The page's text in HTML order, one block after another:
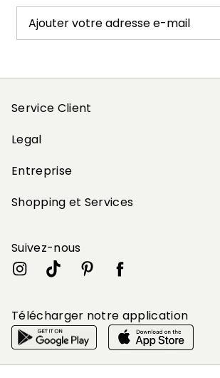
Ajouter votre adresse e-mail
Service Client
Legal
Entreprise
Shopping et Services
Suivez-nous
Télécharger notre application